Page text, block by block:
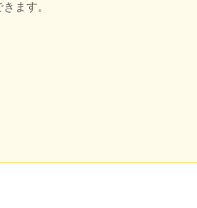
ます。